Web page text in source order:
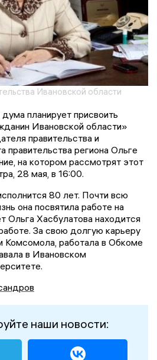
Ивановской области
планирует присвоить
Ивановской области»
правительства и
правительства региона Ольге
на котором рассмотрят этот
28 мая, в 16:00.
80 лет. Почти всю
она посвятила работе на
Ольга Хасбулатова находится
За свою долгую карьеру
Комсомола, работала в Обкоме
в Ивановском
наши новости: